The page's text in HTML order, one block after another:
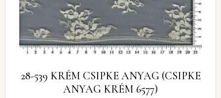
28-539 KRÉM CSIPKE ANYAG (CSIPKE
ANYAG KRÉM 6577)